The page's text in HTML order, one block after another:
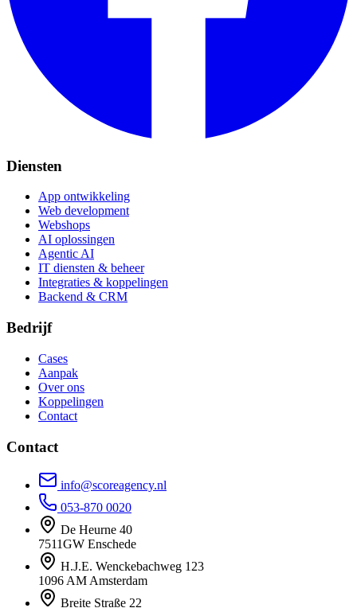
Diensten
App ontwikkeling
Web development
Webshops
AI oplossingen
Agentic AI
IT diensten & beheer
Integraties & koppelingen
Backend & CRM
Bedrijf
Cases
Aanpak
Over ons
Koppelingen
Contact
Contact
info@scoreagency.nl
053-870 0020
De Heurne 40
7511GW Enschede
H.J.E. Wenckebachweg 123
1096 AM Amsterdam
Breite Straße 22